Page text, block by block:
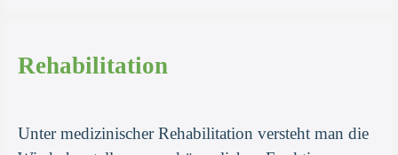
Rehabilitation
Unter medizinischer Rehabilitation versteht man die